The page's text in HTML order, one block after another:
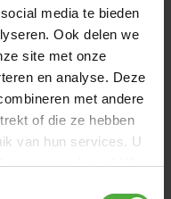
media te bieden
Ook delen we
site met onze
en analyse. Deze
met andere
of die ze hebben
van hun services. U
u onze website blijft
progrès. Le
avec GO, il peut aussi
avec votre enfant
son meilleur ami